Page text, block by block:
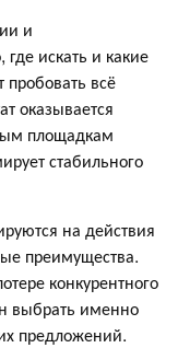
и
искать и какие
пробовать всё
оказывается
площадкам
стабильного
на действия
преимущества.
конкурентного
выбрать именно
предложений.